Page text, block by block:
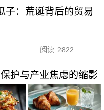
子：荒诞背后的贸易
阅读 2822
护与产业焦虑的缩影